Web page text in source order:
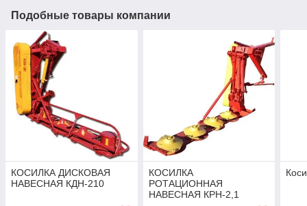
Подобные товары компании
КОСИЛКА ДИСКОВАЯ
НАВЕСНАЯ КДН-210
КОСИЛКА
РОТАЦИОННАЯ
НАВЕСНАЯ КРН-2,1